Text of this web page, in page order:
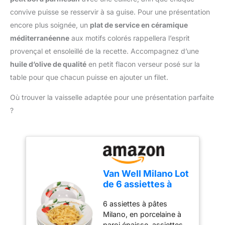
d’espace inutile
multifonctionnels
peuvent être utilisés
comme bac à légumes
pour conserver les
aliments, les mettre au
réfrigérateur pour les
congeler ou au micro-
réchauffer, ou comme
plan de travail et garder
votre cuisine bien
organisée. Lavable au
Lave-Vaisselle - Il suffit
d'appuyer sur le
couvercle pour hacher
les légumes et les fruits
en 3 secondes. Le
poussoir de sécurité
et conservent leur aspect
neuf. Les pinces en
sont finement travaillées ;
les parties en nylon sont
solidement scellées (elles
ne se déforment pas
épais et lisses
résistant] Ces pince air
fryer alimentaires en
nylon sont fabriquées en
nylon durable et résistant
à la chaleur, idéal pour
antiadhésifs. Dites adieu
aux bords tranchants et
aux rayures. Les parties
convive puisse se resservir à sa guise. Pour une présentation
encore plus soignée, un plat de service en céramique
méditerranéenne aux motifs colorés rappellera l’esprit
provençal et ensoleillé de la recette. Accompagnez d’une
huile d’olive de qualité en petit flacon verseur posé sur la
table pour que chacun puisse en ajouter un filet.
Où trouver la vaisselle adaptée pour une présentation parfaite
?
Van Well Milano Lot
de 6 assiettes à
impression motif I
Ø 27 cm I Assiette
6 assiettes à pâtes
Milano, en porcelaine à